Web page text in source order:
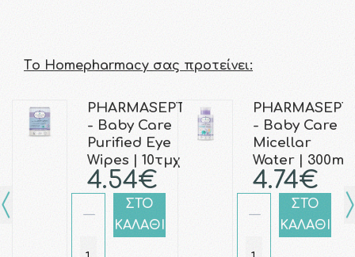
Τo Homepharmacy σας προτείνει:
PHARMASEPT
- Baby Care
Purified Eye
Wipes | 10τμχ
4.54€
ΣΤΟ
ΚΑΛΑΘΙ
PHARMASEPT
- Baby Care
Micellar
Water | 300ml
4.74€
ΣΤΟ
ΚΑΛΑΘΙ